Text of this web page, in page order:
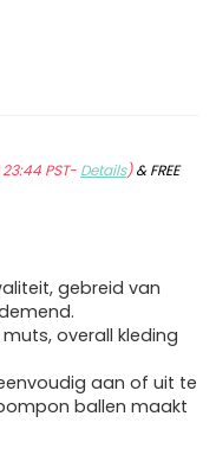
PST- Details)&FREE
gebreid van
overall kleding
aan of uit te
ballen maakt